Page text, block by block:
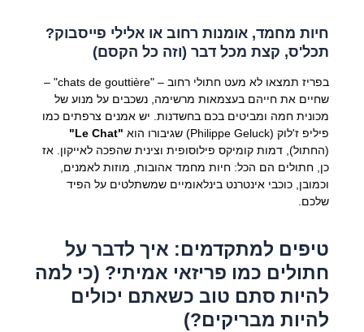
חיות מחמד, אומנות רחוב או אלילי פייסבוק?
תכל'ס, קצת מכל דבר (וזה כל הקסם)
בפריז תמצאו לא מעט חתולי רחוב – "chats de gouttière" –
שחיים את חייהם בעצמאות מרשימה, נשכבים על מנוע של
מכונית חמה ומביטים בכם בחשדנות. יש אמנים צרפתים כמו
פיליפ ז'לוק (Philippe Geluck) שגיבורו הוא
"Le Chat"
(החתול), דמות קומיקס פילוסופית וצינית שהפכה לאייקון. אז
כן, חתולים הם הכל: חיות מחמד אהובות, מוזות לאמנים,
וכמובן, כוכבי אינטרנט בינלאומיים שמשתלטים על הפיד
שלכם.
טיפים למתקדמים: איך לדבר על
חתולים כמו פריזאי אמיתי? (כי למה
להיות סתם טוב כשאתם יכולים
להיות מבריקים?)